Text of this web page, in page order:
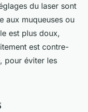
du laser sont
aux muqueuses ou
est plus doux,
est contre-
pour éviter les